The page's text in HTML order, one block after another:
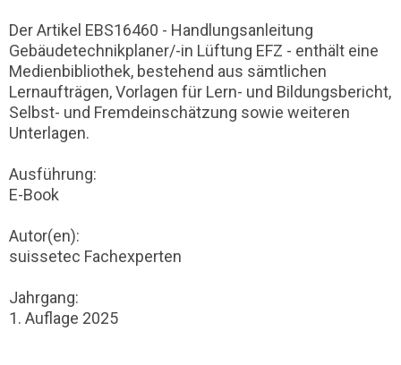
Der Artikel EBS16460 - Handlungsanleitung
Gebäudetechnikplaner/-in Lüftung EFZ - enthält eine
Medienbibliothek, bestehend aus sämtlichen
Lernaufträgen, Vorlagen für Lern- und Bildungsbericht,
Selbst- und Fremdeinschätzung sowie weiteren
Unterlagen.
Ausführung:
E-Book
Autor(en):
suissetec Fachexperten
Jahrgang:
1. Auflage 2025